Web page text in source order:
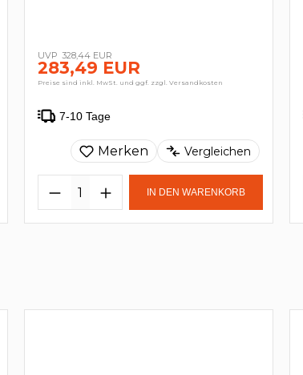
328,44 EUR
283,49 EUR
Preise sind inkl. MwSt. und ggf. zzgl. Versandkosten
7-10 Tage
Merken Vergleichen
IN DEN WARENKORB